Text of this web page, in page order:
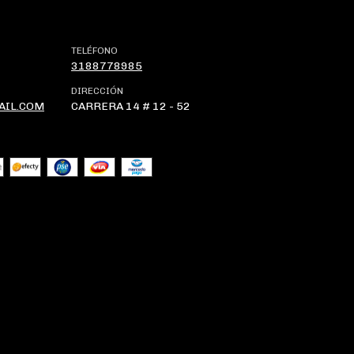
TELÉFONO
3188778985
DIRECCIÓN
CARRERA 14 # 12 - 52